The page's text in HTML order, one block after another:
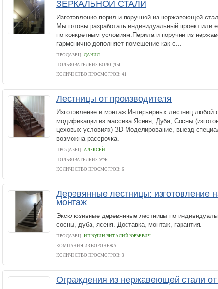
ЗЕРКАЛЬНОЙ СТАЛИ
Изготовление перил и поручней из нержавеющей
Мы готовы разработать индивидуальный проект или
по конкретным условиям.Перила и поручни из
гармонично дополняет помещение как с...
ПРОДАВЕЦ: ДАНИЛ
ПОЛЬЗОВАТЕЛЬ ИЗ ВОЛОГДЫ
КОЛИЧЕСТВО ПРОСМОТРОВ: 41
Лестницы от производителя
Изготовление и монтаж Интерьерных лестниц любой
модификации из массива Ясеня, Дуба, Сосны
цеховых условиях) ЗD-Моделирование, выезд
возможна рассрочка.
ПРОДАВЕЦ: АЛЕКСЕЙ
ПОЛЬЗОВАТЕЛЬ ИЗ УФЫ
КОЛИЧЕСТВО ПРОСМОТРОВ: 6
Деревянные лестницы: изготовление
монтаж
Эксклюзивные деревянные лестницы по
сосны, дуба, ясеня. Доставка, монтаж, гарантия.
ПРОДАВЕЦ: ИП ЮДИН ВИТАЛИЙ ЮРЬЕВИЧ
КОМПАНИЯ ИЗ ВОРОНЕЖА
КОЛИЧЕСТВО ПРОСМОТРОВ: 3
Ограждения из нержавеющей стали от